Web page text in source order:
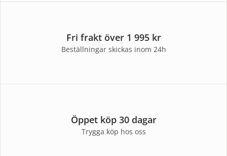
Fri frakt över 1 995 kr
Beställningar skickas inom 24h
Öppet köp 30 dagar
Trygga köp hos oss